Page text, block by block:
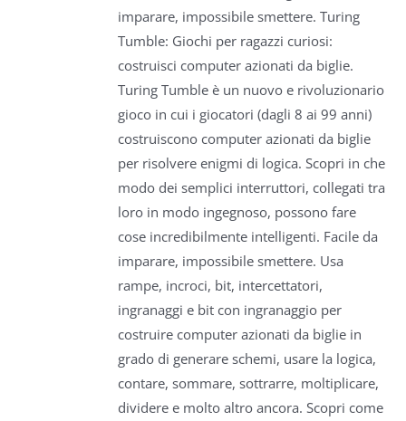
imparare, impossibile smettere. Turing
Tumble: Giochi per ragazzi curiosi:
costruisci computer azionati da biglie.
Turing Tumble è un nuovo e rivoluzionario
gioco in cui i giocatori (dagli 8 ai 99 anni)
costruiscono computer azionati da biglie
per risolvere enigmi di logica. Scopri in che
modo dei semplici interruttori, collegati tra
loro in modo ingegnoso, possono fare
cose incredibilmente intelligenti. Facile da
imparare, impossibile smettere. Usa
rampe, incroci, bit, intercettatori,
ingranaggi e bit con ingranaggio per
costruire computer azionati da biglie in
grado di generare schemi, usare la logica,
contare, sommare, sottrarre, moltiplicare,
dividere e molto altro ancora. Scopri come